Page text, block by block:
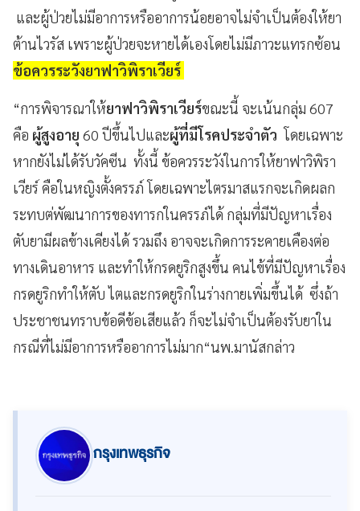
และผู้ป่วยไม่มีอาการหรืออาการน้อยอาจไม่จำเป็นต้องให้ยา
ต้านไวรัส เพราะผู้ป่วยจะหายได้เองโดยไม่มีภาวะแทรกซ้อน
ข้อควรระวังยาฟาวิพิราเวียร์
“การพิจารณาให้ยาฟาวิพิราเวียร์ขณะนี้ จะเน้นกลุ่ม 607
คือ ผู้สูงอายุ 60 ปีขึ้นไปและผู้ที่มีโรคประจำตัว โดยเฉพาะ
หากยังไม่ได้รับวัคซีน ทั้งนี้ ข้อควรระวังในการให้ยาฟาวิพิรา
เวียร์ คือในหญิงตั้งครรภ์ โดยเฉพาะไตรมาสแรกจะเกิดผลก
ระทบต่พัฒนาการของทารกในครรภ์ได้ กลุ่มที่มีปัญหาเรื่อง
ตับยามีผลข้างเคียงได้ รวมถึง อาจจะเกิดการระคายเคืองต่อ
ทางเดินอาหาร และทำให้กรดยูริกสูงขึ้น คนไข้ที่มีปัญหาเรื่อง
กรดยูริกทำให้ตับ ไตและกรดยูริกในร่างกายเพิ่มขึ้นได้ ซึ่งถ้า
ประชาชนทราบข้อดีข้อเสียแล้ว ก็จะไม่จำเป็นต้องรับยาใน
กรณีที่ไม่มีอาการหรืออาการไม่มาก“นพ.มานัสกล่าว
กรุงเทพธุรกิจ